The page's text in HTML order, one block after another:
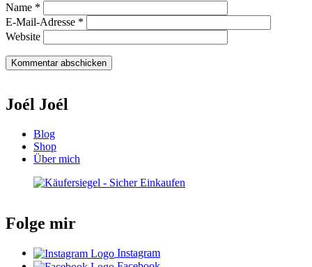
Name *
E-Mail-Adresse *
Website
Joél Joél
Blog
Shop
Über mich
Folge mir
Instagram